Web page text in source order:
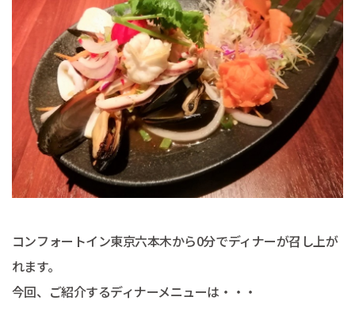
コンフォートイン東京六本木から0分でディナーが召し上が
れます。
今回、ご紹介するディナーメニューは・・・